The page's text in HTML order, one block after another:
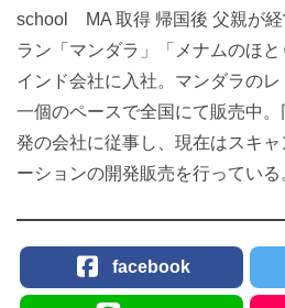
school MA 取得 帰国後 父親が経
ラン「マンダラ」「メナムのほ
インド会社に入社。マンダラの
一個のペースで全国にて販売中
発の会社に従事し、現在はスキ
ーションの開発販売を行っている
facebook